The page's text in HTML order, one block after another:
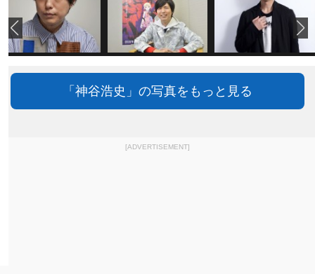
「神谷浩史」の写真をもっと見る
[ADVERTISEMENT]